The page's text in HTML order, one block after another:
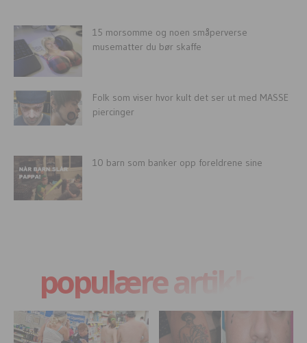
15 morsomme og noen småperverse
musematter du bør skaffe
Folk som viser hvor kult det ser ut med MASSE
piercinger
10 barn som banker opp foreldrene sine
populære artikler